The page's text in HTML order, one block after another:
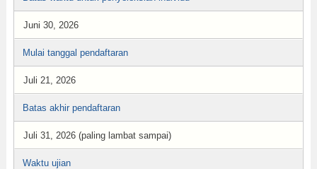
Juni 30, 2026
Mulai tanggal pendaftaran
Juli 21, 2026
Batas akhir pendaftaran
Juli 31, 2026 (paling lambat sampai)
Waktu ujian